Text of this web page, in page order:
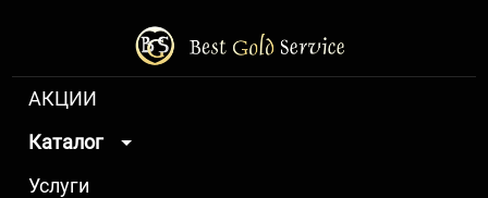
АКЦИИ
Каталог
Услуги